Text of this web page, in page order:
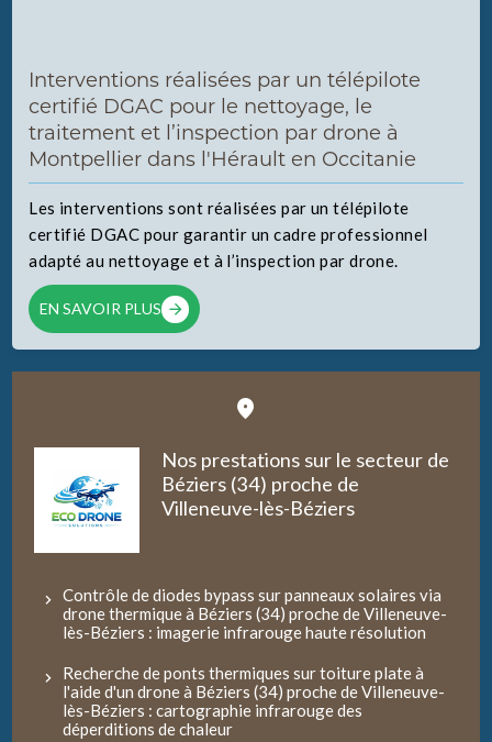
Interventions réalisées par un télépilote
certifié DGAC pour le nettoyage, le
traitement et l’inspection par drone à
Montpellier dans l'Hérault en Occitanie
Les interventions sont réalisées par un télépilote
certifié DGAC pour garantir un cadre professionnel
adapté au nettoyage et à l’inspection par drone.
EN SAVOIR PLUS
Nos prestations sur le secteur de
Béziers (34) proche de
Villeneuve-lès-Béziers
Contrôle de diodes bypass sur panneaux solaires via
drone thermique à Béziers (34) proche de Villeneuve-
lès-Béziers : imagerie infrarouge haute résolution
Recherche de ponts thermiques sur toiture plate à
l'aide d'un drone à Béziers (34) proche de Villeneuve-
lès-Béziers : cartographie infrarouge des
déperditions de chaleur